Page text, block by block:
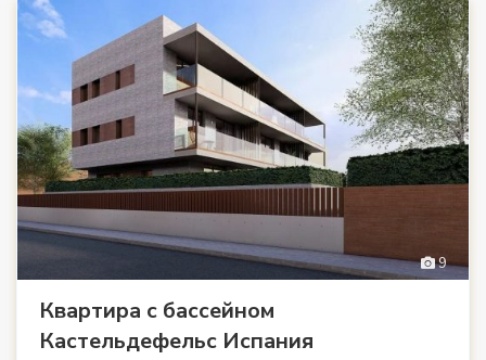
9
Квартира с бассейном
Кастельдефельс Испания